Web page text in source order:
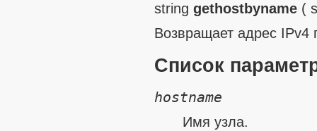
string gethostbyname (
Возвращает адрес
Список
hostname
Имя узла.